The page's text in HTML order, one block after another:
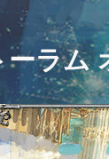
ーラム